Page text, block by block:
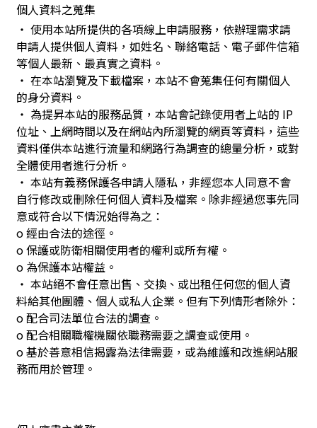
網
個人資料之蒐集
‧ 使用本站所提供的各項線上申請服務，依辦理需求請
申請人提供個人資料，如姓名、聯絡電話、電子郵件信箱
等個人最新、最真實之資料。
‧ 在本站瀏覽及下載檔案，本站不會蒐集任何有關個人
的身分資料。
‧ 為提昇本站的服務品質，本站會記錄使用者上站的 IP
位址、上網時間以及在網站內所瀏覽的網頁等資料，這些
資料僅供本站進行流量和網路行為調查的總量分析，或對
全體使用者進行分析。
‧ 本站有義務保護各申請人隱私，非經您本人同意不會
自行修改或刪除任何個人資料及檔案。除非經過您事先同
意或符合以下情況始得為之：
o 經由合法的途徑。
o 保護或防衛相關使用者的權利或所有權。
o 為保護本站權益。
‧ 本站絕不會任意出售、交換、或出租任何您的個人資
料給其他團體、個人或私人企業。但有下列情形者除外：
o 配合司法單位合法的調查。
o 配合相關職權機關依職務需要之調查或使用。
o 基於善意相信揭露為法律需要，或為維護和改進網站服
務而用於管理。